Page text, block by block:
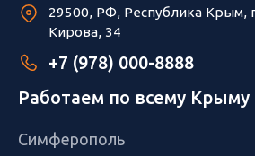
29500, РФ, Республика Крым,
Кирова, 34
+7 (978) 000-8888
Работаем по всему Крыму
Симферополь